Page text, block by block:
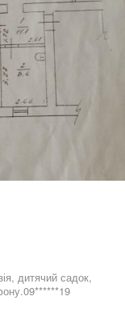
дитячий садок,